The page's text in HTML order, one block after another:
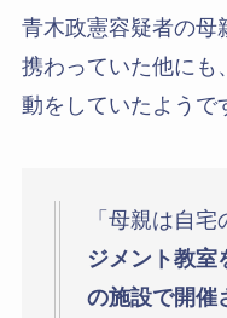
青木政憲容疑者の母
携わっていた他にも
動をしていたようで
「母親は自
ジメント教室
の施設で開催